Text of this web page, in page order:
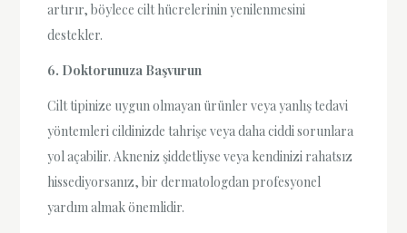
artırır, böylece cilt hücrelerinin yenilenmesini
destekler.
6. Doktorunuza Başvurun
Cilt tipinize uygun olmayan ürünler veya yanlış tedavi
yöntemleri cildinizde tahrişe veya daha ciddi sorunlara
yol açabilir. Akneniz şiddetliyse veya kendinizi rahatsız
hissediyorsanız, bir dermatologdan profesyonel
yardım almak önemlidir.